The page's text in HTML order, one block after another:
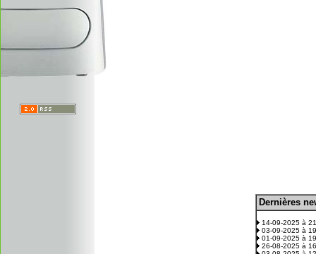
Dernières
14-09-2025 à
03-09-2025 à
01-09-2025 à
26-08-2025 à